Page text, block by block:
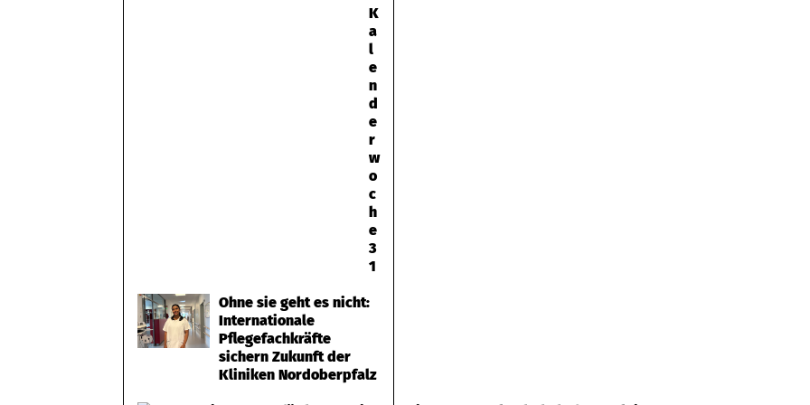
K
a
l
e
n
d
e
r
w
o
c
h
e
3
1
Ohne sie geht es nicht:
Internationale
Pflegefachkräfte
sichern Zukunft der
Kliniken Nordoberpfalz